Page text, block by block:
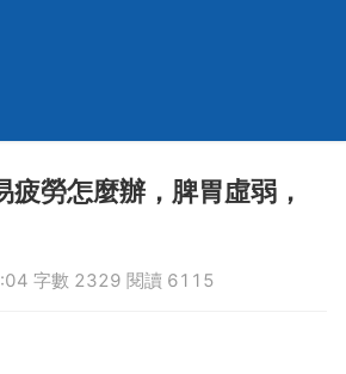
疲勞怎麼辦，脾胃虛弱，
字數 2329 閱讀 6115